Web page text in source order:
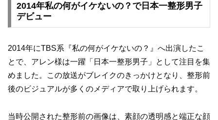
2014年私の何がイケないの？で日本一整形男子
デビュー
2014年にTBS系『私の何がイケないの？』へ出演したこ
とで、アレン様は一躍「日本一整形男子」として注目を集
めました。この放送がブレイクのきっかけとなり、整形前
後のビジュアルが多くのメディアで取り上げられます。
当時公開された整形前の画像は、素顔の透明感と端正な顔